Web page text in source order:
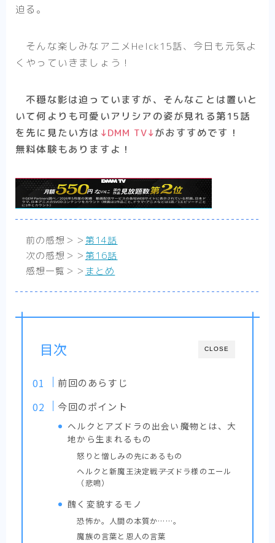
悪役令嬢転生おじさん
逃げ上手の若君
まとめ
アニメ
【アニメ】史上最高の嘘つき勇者ヘルク
【アニメ】筋肉はすべてを解決する！ なマ
ッシュル-MASHLE-の物語【まとめ】
【ハイキュー！！】熱いスポーツ（バレーボ
ール）のネタバレ感想【アニメ-まとめ】
【夏目友人帳第1期】それは一人ぼっちが苦
しいと苦しんでいた少年の、妖と人をつなぐ
物語【アニメ-ネタバレ感想まとめ】
【WIND BREAKER】一人の孤独な少年が、
【アニメ-ネタバレ感想まとめ】
町中のマスコットへ転職しました【アニメ-
【逃げ上手の若君】立ちふさがる辛く重い現
【悪役令嬢転生おじさん】見た目は悪役令
嬢！ 中身は……おじさん！【アニメ-ネタバ
レ感想まとめ】
少女漫画
【転生悪女の黒歴史】胸に刺さって笑える黒
歴史ラブコメ【まとめ】
【婚約者は溺愛のふり】契約（ビジネス）か
【死に戻り令嬢のルチェッタ】二度目の人
生、最悪な婚約者とはお別れしたい……はず
だけど？まとめ
迫る。
そんな楽しみなアニメHelck15話、今日も元気よ
くやっていきましょう！
不穏な影は迫っていますが、そんなことは置いと
いて何よりも可愛いアリシアの姿が見れる第15話
を先に見たい方は ↓DMM TV↓がおすすめです！
無料体験もありますよ！
前の感想＞＞ 第14話
次の感想＞＞ 第16話
感想一覧＞＞ まとめ
CLOSE
目次
前回のあらすじ
今回のポイント
ヘルクとアズドラの出会い――魔物とは、大
地から生まれるもの
怒りと憎しみの先にあるもの
ヘルクと新魔王決定戦――アズドラ様のエール
（悲鳴）
醜く変貌するモノ
恐怖か。人間の本質か……。
魔族の言葉と恩人の言葉